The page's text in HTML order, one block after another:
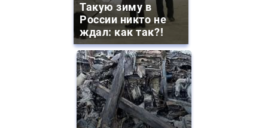
Такую зиму в
России никто не
ждал: как так?!